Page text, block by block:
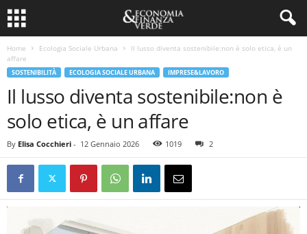
Home Ecologia Sociale Urbana
Il lusso diventa sostenibile:non è solo etica, è un
affare
SOSTENIBILITÀ ECOLOGIA SOCIALE URBANA IMPRESE&LAVORO
Il lusso diventa sostenibile:non è
solo etica, è un affare
By Elisa Cocchieri - 12 Gennaio 2026 1019 2